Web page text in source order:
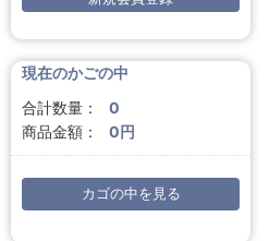
現在のかごの中
合計数量：
0
商品金額：
0円
カゴの中を見る